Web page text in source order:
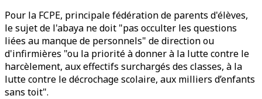
Pour la FCPE, principale fédération de parents d'élèves,
le sujet de l'abaya ne doit "pas occulter les questions
liées au manque de personnels" de direction ou
d'infirmières "ou la priorité à donner à la lutte contre le
harcèlement, aux effectifs surchargés des classes, à la
lutte contre le décrochage scolaire, aux milliers d’enfants
sans toit".